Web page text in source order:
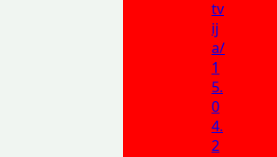
tv
ij
a/
1
5.
0
4.
2